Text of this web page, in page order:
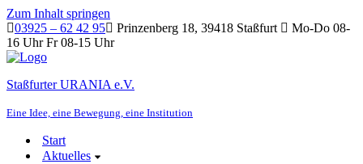
Zum Inhalt springen
03925 – 62 42 95
Prinzenberg 18, 39418 Staßfurt
Mo-Do 08-
16 Uhr Fr 08-15 Uhr
Staßfurter URANIA e.V.
Eine Idee, eine Bewegung, eine Institution
Start
Aktuelles